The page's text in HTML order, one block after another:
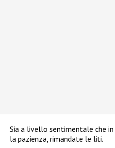
Sia a livello sentimentale che
la pazienza, rimandate le liti.